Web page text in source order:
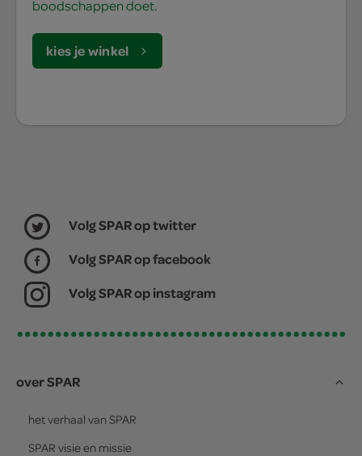
boodschappen doet.
kies je winkel
Volg SPAR op twitter
Volg SPAR op facebook
Volg SPAR op instagram
over SPAR
het verhaal van SPAR
SPAR visie en missie